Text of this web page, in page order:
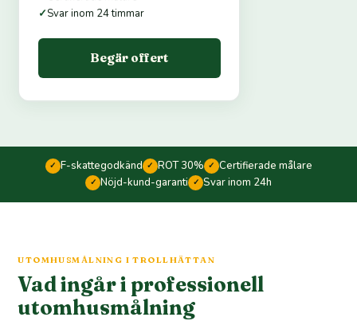
✓Svar inom 24 timmar
Begär offert
✓ F-skattegodkänd ✓ ROT 30% ✓ Certifierade målare
✓ Nöjd-kund-garanti ✓ Svar inom 24h
UTOMHUSMÅLNING I TROLLHÄTTAN
Vad ingår i professionell
utomhusmålning